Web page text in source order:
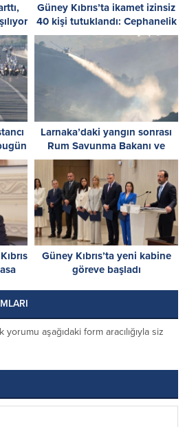
Güney Kıbrıs’ta ikamet izinsiz
40 kişi tutuklandı: Cephanelik
ele geçirildi
Larnaka’daki yangın sonrası
Rum Savunma Bakanı ve
RMMO Komutanı özür diledi
Güney Kıbrıs’ta yeni kabine
göreve başladı
yorumu aşağıdaki form aracılığıyla siz